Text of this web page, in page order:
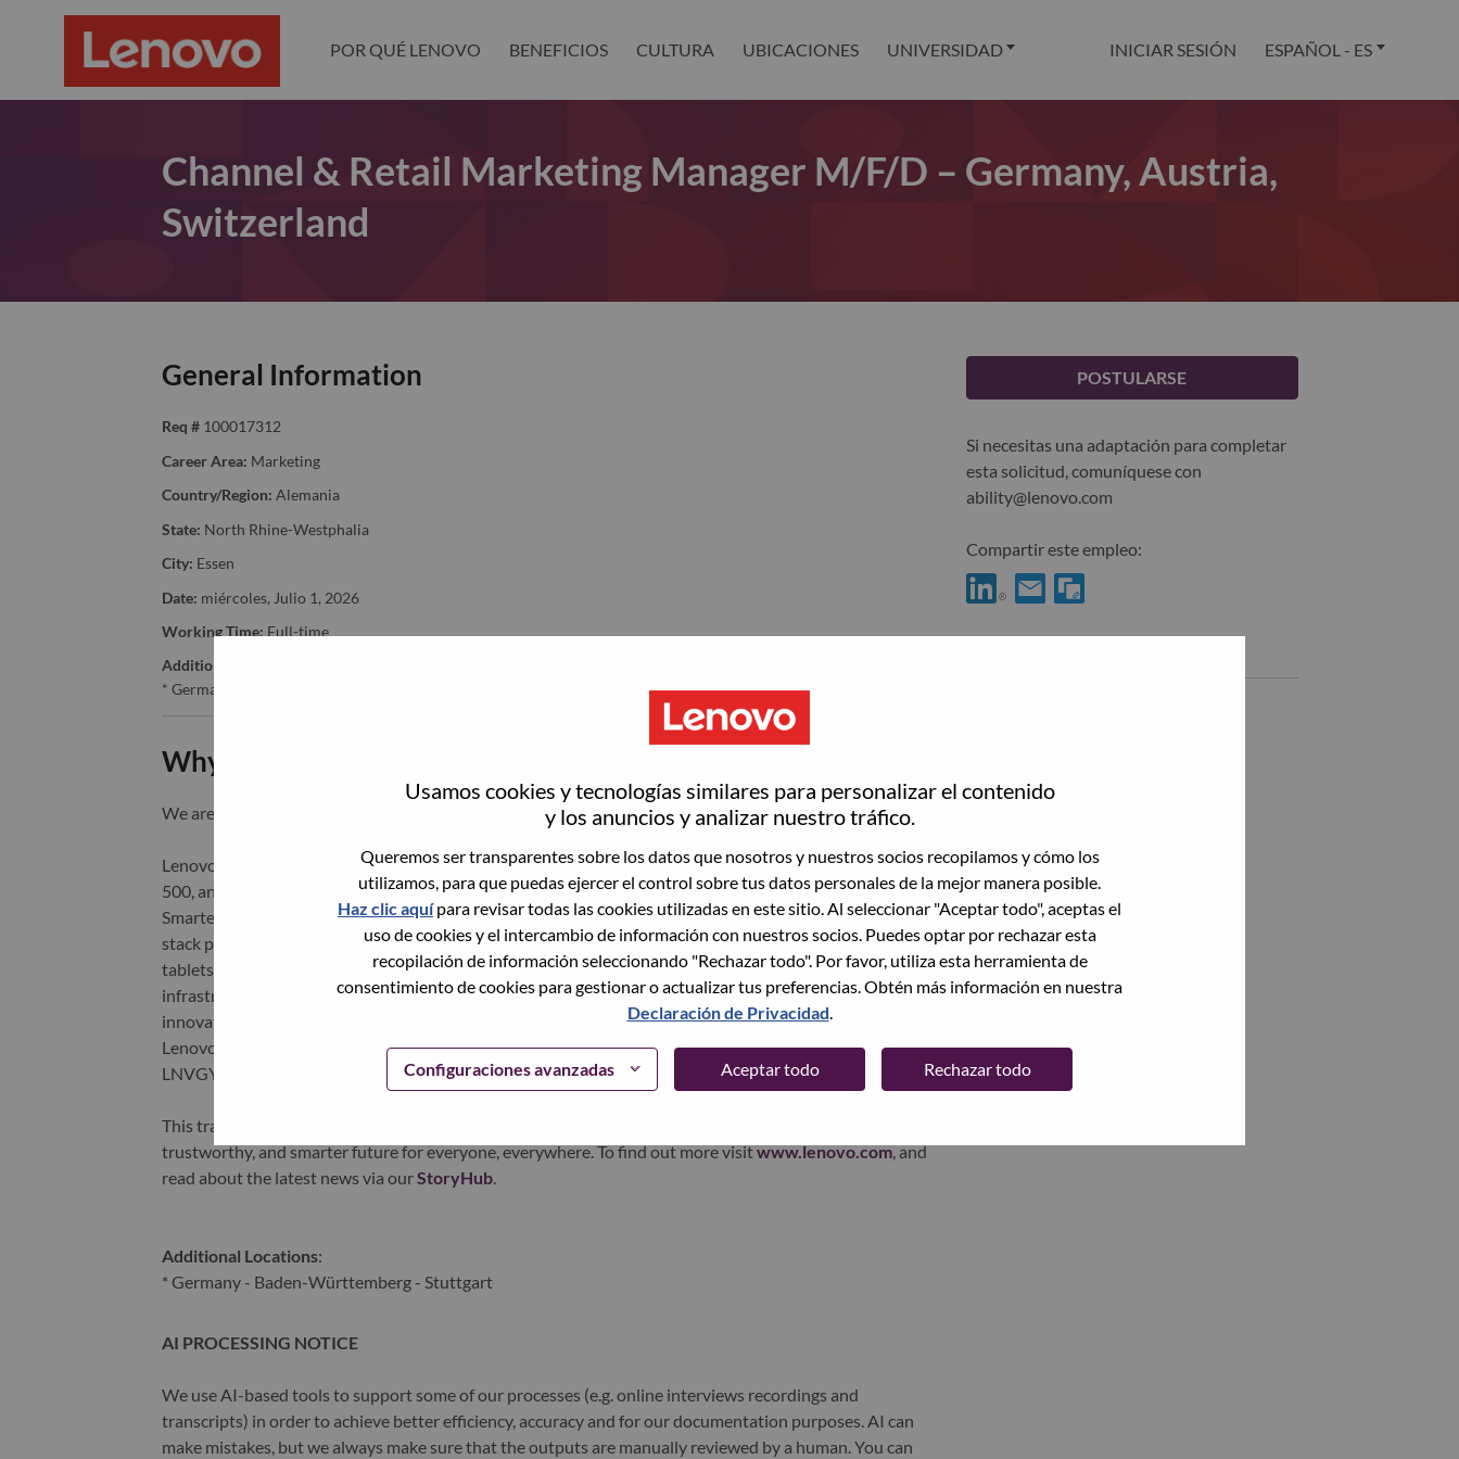
Usamos cookies y tecnologías similares para personalizar el contenido
y los anuncios y analizar nuestro tráfico.
Queremos ser transparentes sobre los datos que nosotros y nuestros socios recopilamos y cómo los
utilizamos, para que puedas ejercer el control sobre tus datos personales de la mejor manera posible.
Haz clic aquípara revisar todas las cookies utilizadas en este sitio. Al seleccionar "Aceptar todo", aceptas el
uso de cookies y el intercambio de información con nuestros socios. Puedes optar por rechazar esta
recopilación de información seleccionando "Rechazar todo". Por favor, utiliza esta herramienta de
consentimiento de cookies para gestionar o actualizar tus preferencias. Obtén más información en nuestra
Declaración de Privacidad.
Configuraciones avanzadas Aceptar todo Rechazar todo
POR QUÉ LENOVO BENEFICIOS CULTURA UBICACIONES UNIVERSIDAD INICIAR SESIÓN ESPAÑOL - ES
Channel & Retail Marketing Manager M/f/d – Germany, Austria,
Switzerland
General Information
Req # 100017312
Career Area: Marketing
Country/Region: Alemania
State: North Rhine-Westphalia
City: Essen
Date: miércoles, Julio 1, 2026
Working Time: Full-time
Additional Locations
* Germany - Baden-Württemberg - Stuttgart
Why Work at Lenovo
We are Lenovo. We do what we say. We own what we do. We WOW our customers.
Lenovo is a US$83 billion revenue global technology powerhouse, ranked #196 in the Fortune Global
500, and serving millions of customers every day in 180 markets. Focused on a bold vision to deliver
Smarter Technology for All, Lenovo has built on its success as the world’s largest PC company with a full-
stack portfolio of AI-enabled, AI-ready, and AI-optimized devices (PCs, workstations, smartphones,
tablets), infrastructure (server, storage, edge, high performance computing and software defined
infrastructure), software, solutions, and services. Lenovo’s continued investment in world-changing
innovation is building a more equitable, trustworthy, and smarter future for everyone, everywhere.
Lenovo is listed on the Hong Kong stock exchange under Lenovo Group Limited (HKSE: 992) (ADR:
LNVGY).
This transformation together with Lenovo’s world-changing innovation is building a more inclusive,
trustworthy, and smarter future for everyone, everywhere. To find out more visitwww.lenovo.com, and
read about the latest news via ourStoryHub.
Additional Locations:
* Germany - Baden-Württemberg - Stuttgart
AI PROCESSING NOTICE
We use AI-based tools to support some of our processes (e.g. online interviews recordings and
transcripts) in order to achieve better efficiency, accuracy and for our documentation purposes. AI can
make mistakes, but we always make sure that the outputs are manually reviewed by a human. You can
POSTULARSE
Si necesitas una adaptación para completar
esta solicitud, comuníquese con
ability@lenovo.com
Compartir este empleo: